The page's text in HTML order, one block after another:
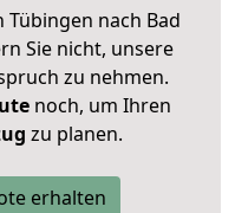
Tübingen nach Bad
Sie nicht, unsere
zu nehmen.
noch, um Ihren
zu planen.
erhalten